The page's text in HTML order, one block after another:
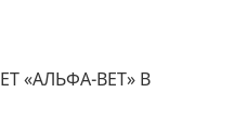
«АЛЬФА-ВЕТ» В